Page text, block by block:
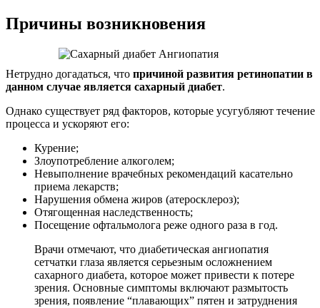
Причины возникновения
Нетрудно догадаться, что причиной развития ретинопатии в
данном случае является сахарный диабет.
Однако существует ряд факторов, которые усугубляют течение
процесса и ускоряют его:
Курение;
Злоупотребление алкоголем;
Невыполнение врачебных рекомендаций касательно
приема лекарств;
Нарушения обмена жиров (атеросклероз);
Отягощенная наследственность;
Посещение офтальмолога реже одного раза в год.
Врачи отмечают, что диабетическая ангиопатия
сетчатки глаза является серьезным осложнением
сахарного диабета, которое может привести к потере
зрения. Основные симптомы включают размытость
зрения, появление “плавающих” пятен и затруднения